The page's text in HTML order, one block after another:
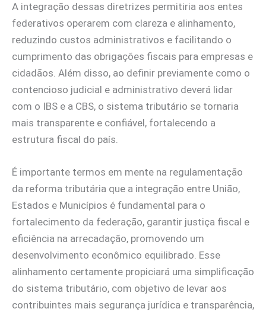
A integração dessas diretrizes permitiria aos entes
federativos operarem com clareza e alinhamento,
reduzindo custos administrativos e facilitando o
cumprimento das obrigações fiscais para empresas e
cidadãos. Além disso, ao definir previamente como o
contencioso judicial e administrativo deverá lidar
com o IBS e a CBS, o sistema tributário se tornaria
mais transparente e confiável, fortalecendo a
estrutura fiscal do país.
É importante termos em mente na regulamentação
da reforma tributária que a integração entre União,
Estados e Municípios é fundamental para o
fortalecimento da federação, garantir justiça fiscal e
eficiência na arrecadação, promovendo um
desenvolvimento econômico equilibrado. Esse
alinhamento certamente propiciará uma simplificação
do sistema tributário, com objetivo de levar aos
contribuintes mais segurança jurídica e transparência,